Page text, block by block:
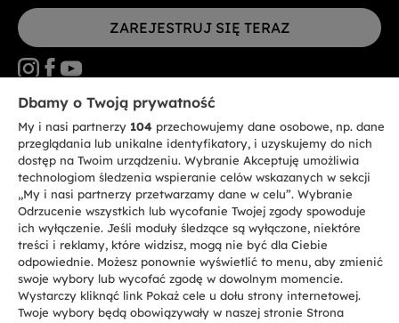
ZAREJESTRUJ SIĘ TERAZ
CANDY HOOVER GROUP S.r.I. - jednoosobowa sp. z.o.o. - SIEDZIBA
STATUTOWA: Via Comolli, 57 - 20861 Brugherio (MB) - Włochy -
SIEDZIBY ADMINISTRACYJNE: Via Privata Eden Fumagalli bez
nadanego numeru - 20861 Brugherio (MB) i Via Trento nr 20/A-22 - 20871
Vimercate (MB) - Włochy - Tel.: +39.039.2086.1 - Faks: +39.039.2086.237 -
Kapitał zakładowy 35.000.000,00 € wpłacony w całości - Kod identyfikacji
podatkowej i nr wpisu do Rejestru przedsiębiorstw dla rejonu Mediolan-
Monza-Brianza-Lodi 04666310158 - NIP 00786860965 - Numer wpisu do
Repertorium Ekonomiczno - Administracyjnego REA: MB-1033934 -
Autoryzacja IT AEOF 211870 - Spółka podlega zarządzaniu i koordynacji
Candy S.p.A.
PL / Polski
Dbamy o Twoją prywatność
My i nasi partnerzy 104 przechowujemy dane osobowe, np. dane
przeglądania lub unikalne identyfikatory, i uzyskujemy do nich
dostęp na Twoim urządzeniu. Wybranie Akceptuję umożliwia
technologiom śledzenia wspieranie celów wskazanych w sekcji
„My i nasi partnerzy przetwarzamy dane w celu”. Wybranie
Odrzucenie wszystkich lub wycofanie Twojej zgody spowoduje
ich wyłączenie. Jeśli moduły śledzące są wyłączone, niektóre
treści i reklamy, które widzisz, mogą nie być dla Ciebie
odpowiednie. Możesz ponownie wyświetlić to menu, aby zmienić
swoje wybory lub wycofać zgodę w dowolnym momencie.
Wystarczy kliknąć link Pokaż cele u dołu strony internetowej.
Twoje wybory będą obowiązywały w naszej stronie Strona